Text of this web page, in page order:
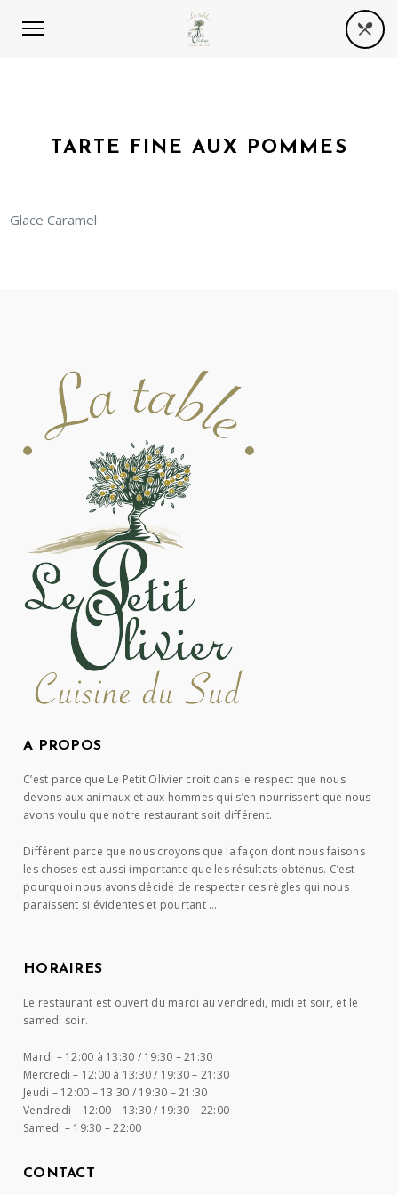
TARTE FINE AUX POMMES
Glace Caramel
A PROPOS
C’est parce que Le Petit Olivier croit dans le respect que nous
devons aux animaux et aux hommes qui s’en nourrissent que nous
avons voulu que notre restaurant soit différent.
Différent parce que nous croyons que la façon dont nous faisons
les choses est aussi importante que les résultats obtenus. C’est
pourquoi nous avons décidé de respecter ces règles qui nous
paraissent si évidentes et pourtant …
HORAIRES
Le restaurant est ouvert du mardi au vendredi, midi et soir, et le
samedi soir.
Mardi – 12:00 à 13:30 / 19:30 – 21:30
Mercredi – 12:00 à 13:30 / 19:30 – 21:30
Jeudi – 12:00 – 13:30 / 19:30 – 21:30
Vendredi – 12:00 – 13:30 / 19:30 – 22:00
Samedi – 19:30 – 22:00
CONTACT